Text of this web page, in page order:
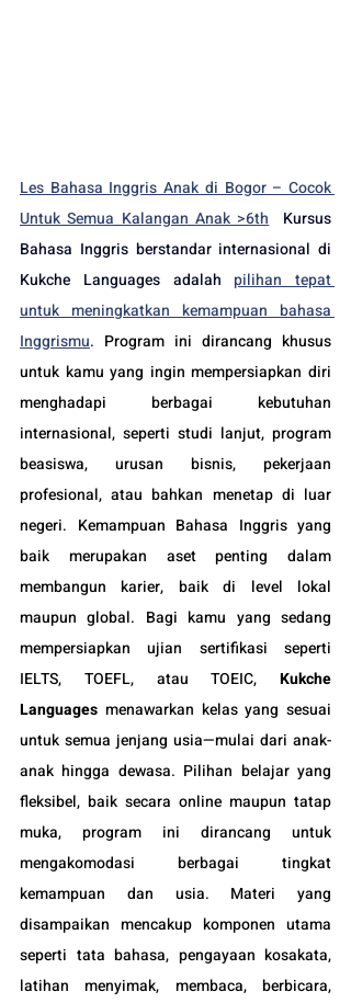
Les Bahasa Inggris Anak di Bogor – Cocok
Untuk Semua Kalangan Anak >6th
Kursus
Bahasa Inggris berstandar internasional di
Kukche Languages adalah pilihan tepat
untuk meningkatkan kemampuan bahasa
Inggrismu. Program ini dirancang khusus
untuk kamu yang ingin mempersiapkan diri
menghadapi berbagai kebutuhan
internasional, seperti studi lanjut, program
beasiswa, urusan bisnis, pekerjaan
profesional, atau bahkan menetap di luar
negeri. Kemampuan Bahasa Inggris yang
baik merupakan aset penting dalam
membangun karier, baik di level lokal
maupun global. Bagi kamu yang sedang
mempersiapkan ujian sertifikasi seperti
IELTS, TOEFL, atau TOEIC, Kukche
Languages menawarkan kelas yang sesuai
untuk semua jenjang usia—mulai dari anak-
anak hingga dewasa. Pilihan belajar yang
fleksibel, baik secara online maupun tatap
muka, program ini dirancang untuk
mengakomodasi berbagai tingkat
kemampuan dan usia. Materi yang
disampaikan mencakup komponen utama
seperti tata bahasa, pengayaan kosakata,
latihan menyimak, membaca, berbicara,